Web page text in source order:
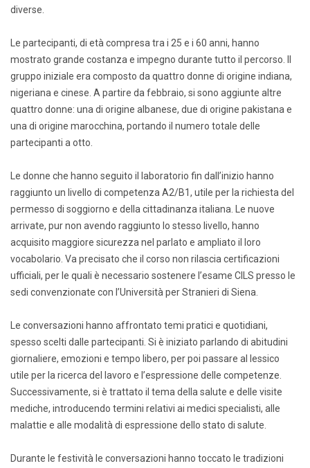
diverse.
Le partecipanti, di età compresa tra i 25 e i 60 anni, hanno
mostrato grande costanza e impegno durante tutto il percorso. Il
gruppo iniziale era composto da quattro donne di origine indiana,
nigeriana e cinese. A partire da febbraio, si sono aggiunte altre
quattro donne: una di origine albanese, due di origine pakistana e
una di origine marocchina, portando il numero totale delle
partecipanti a otto.
Le donne che hanno seguito il laboratorio fin dall’inizio hanno
raggiunto un livello di competenza A2/B1, utile per la richiesta del
permesso di soggiorno e della cittadinanza italiana. Le nuove
arrivate, pur non avendo raggiunto lo stesso livello, hanno
acquisito maggiore sicurezza nel parlato e ampliato il loro
vocabolario. Va precisato che il corso non rilascia certificazioni
ufficiali, per le quali è necessario sostenere l’esame CILS presso le
sedi convenzionate con l’Università per Stranieri di Siena.
Le conversazioni hanno affrontato temi pratici e quotidiani,
spesso scelti dalle partecipanti. Si è iniziato parlando di abitudini
giornaliere, emozioni e tempo libero, per poi passare al lessico
utile per la ricerca del lavoro e l’espressione delle competenze.
Successivamente, si è trattato il tema della salute e delle visite
mediche, introducendo termini relativi ai medici specialisti, alle
malattie e alle modalità di espressione dello stato di salute.
Durante le festività le conversazioni hanno toccato le tradizioni